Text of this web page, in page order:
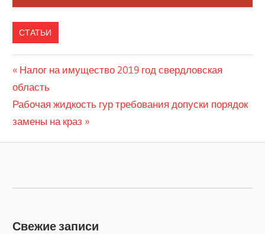
СТАТЬИ
Навигация
по
записям
Previous
Post:
Налог на имущество 2019 год свердловская
область
Next
Post:
Рабочая жидкость гур требования допуски порядок
замены на краз
Свежие записи